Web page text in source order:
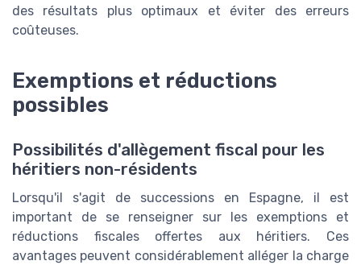
des résultats plus optimaux et éviter des erreurs
coûteuses.
Exemptions et réductions
possibles
Possibilités d'allègement fiscal pour les
héritiers non-résidents
Lorsqu'il s'agit de successions en Espagne, il est
important de se renseigner sur les exemptions et
réductions fiscales offertes aux héritiers. Ces
avantages peuvent considérablement alléger la charge